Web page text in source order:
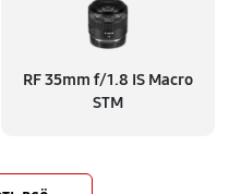
RF 35mm f/1.8 IS Macro
STM